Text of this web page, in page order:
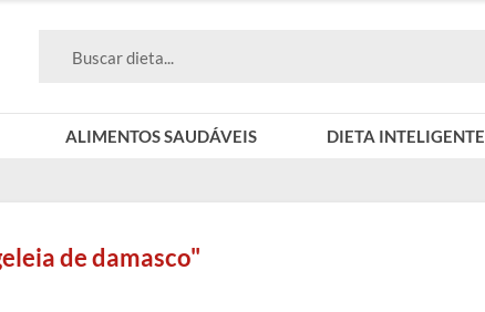
ALIMENTOS SAUDÁVEIS DIETA INTELIGENTE
de damasco"